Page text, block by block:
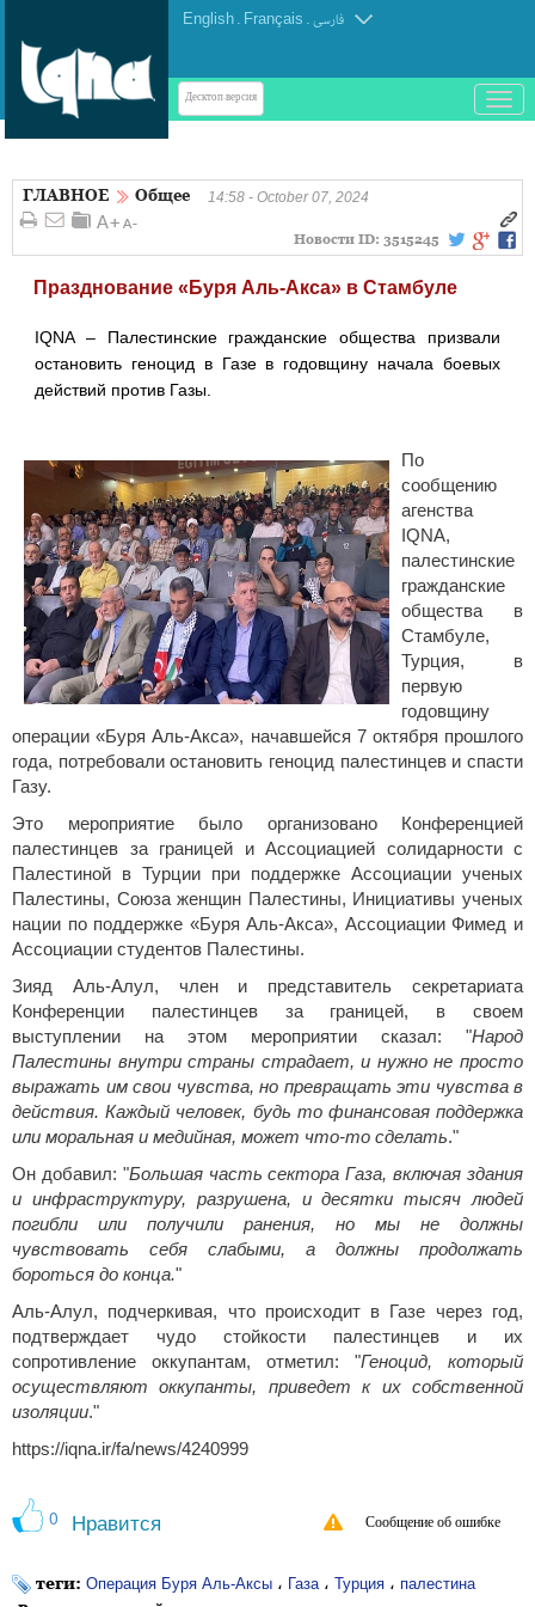
English . Français . فارسی
Десктоп-версия
باز
و
کردن
ГЛАВНОЕ Общее 14:58 - October 07, 2024
Новости ID: 3515245
Празднование «Буря Аль-Акса» в Стамбуле
IQNA – Палестинские гражданские общества призвали
остановить геноцид в Газе в годовщину начала боевых
действий против Газы.
По
сообщению
агенства
IQNA,
палестинские
гражданские
общества в
Стамбуле,
Турция, в
первую
годовщину
операции «Буря Аль-Акса», начавшейся 7 октября прошлого
года, потребовали остановить геноцид палестинцев и спасти
Газу.
Это мероприятие было организовано Конференцией
палестинцев за границей и Ассоциацией солидарности с
Палестиной в Турции при поддержке Ассоциации ученых
Палестины, Союза женщин Палестины, Инициативы ученых
нации по поддержке «Буря Аль-Акса», Ассоциации Фимед и
Ассоциации студентов Палестины.
Зияд Аль-Алул, член и представитель секретариата
Конференции палестинцев за границей, в своем
выступлении на этом мероприятии сказал: "Народ
Палестины внутри страны страдает, и нужно не просто
выражать им свои чувства, но превращать эти чувства в
действия. Каждый человек, будь то финансовая поддержка
или моральная и медийная, может что-то сделать."
Он добавил: "Большая часть сектора Газа, включая здания
и инфраструктуру, разрушена, и десятки тысяч людей
погибли или получили ранения, но мы не должны
чувствовать себя слабыми, а должны продолжать
бороться до конца."
Аль-Алул, подчеркивая, что происходит в Газе через год,
подтверждает чудо стойкости палестинцев и их
сопротивление оккупантам, отметил: "Геноцид, который
осуществляют оккупанты, приведет к их собственной
изоляции."
https://iqna.ir/fa/news/4240999
0 Нравится Сообщение об ошибке
теги: Операция Буря Аль-Аксы ، Газа ، Турция ، палестина